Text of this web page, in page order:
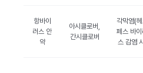
항바이
러스 안
약
아시클로버,
간시클로버
각막염(
페스 바이
스 감염